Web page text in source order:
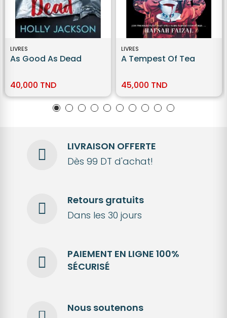
LIVRES
As Good As Dead
40,000 TND
LIVRES
A Tempest Of Tea
45,000 TND
LIVRAISON OFFERTE
Dès 99 DT d'achat!
Retours gratuits
Dans les 30 jours
PAIEMENT EN LIGNE 100%
SÉCURISÉ
Nous soutenons